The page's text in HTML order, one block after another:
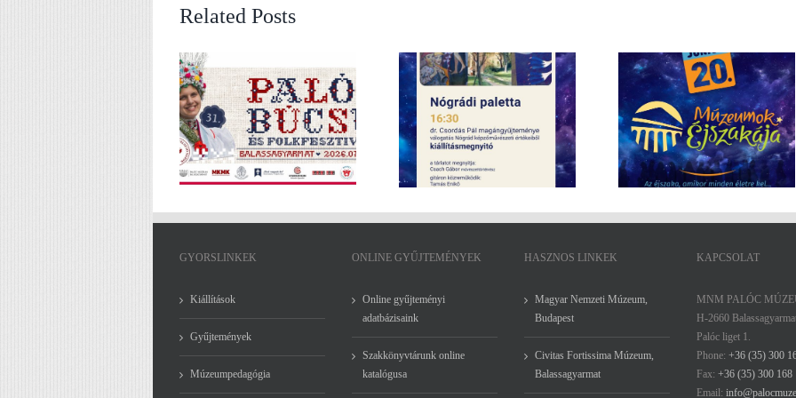
Related Posts
Nógrádi paletta – Dr. Csordás Pál
magánygyűjteménye – válogatás
Nógrád képzőművészeti
értékeiből – 2026. június 20.
16:30
Múzeumok Éjszakája – június 20.
16:00 – 24:00
“Egy magyar úr New
kortörténeti tárlatvezetés
Gáborral
GYORSLINKEK
Kiállítások
Gyűjtemények
Múzeumpedagógia
ONLINE GYŰJTEMÉNYEK
Online gyűjteményi
adatbázisaink
Szakkönyvtárunk online
katalógusa
HASZNOS LINKEK
Magyar Nemzeti Múzeum,
Budapest
Civitas Fortissima Múzeum,
Balassagyarmat
KAPCSOLAT
MNM PALÓC
H-2660
Palóc liget 1.
Phone: +36 (35) 300
Fax: +36 (35) 300 168
Email: